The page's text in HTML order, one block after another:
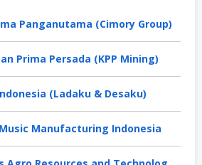
Panganutama (Cimory Group)
Prima Persada (KPP Mining)
(Ladaku & Desaku)
Manufacturing Indonesia